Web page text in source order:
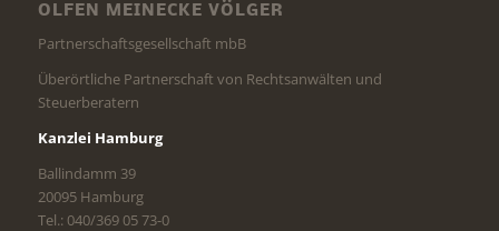
OLFEN MEINECKE VÖLGER
Partnerschaftsgesellschaft mbB
Überörtliche Partnerschaft von Rechtsanwälten und
Steuerberatern
Kanzlei Hamburg
Ballindamm 39
20095 Hamburg
Tel.: 040/369 05 73-0